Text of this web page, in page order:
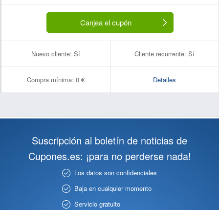
Canjea el cupón
Nuevo cliente: Sí Cliente recurrente: Sí
Compra mínima: 0 € Detalles
Suscripción al boletín de noticias de
Cupones.es: ¡para no perderse nada!
Los datos son confidenciales
Baja en cualquier momento
Servicio gratuito